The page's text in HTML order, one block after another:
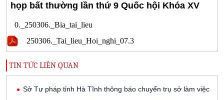
họp bất thường lần thứ 9 Quốc hội Khóa XV
0._250306._Bia_tai_lieu
250306._Tai_lieu_Hoi_nghi_07.3
TIN TỨC LIÊN QUAN
Sở Tư pháp tỉnh Hà Tĩnh thông báo chuyển trụ sở làm việc